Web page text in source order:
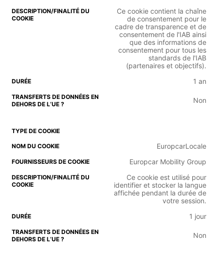
Ce cookie contient la chaîne
de consentement pour le
cadre de transparence et de
consentement de l'IAB ainsi
que des informations de
consentement pour tous les
standards de l'IAB
(partenaires et objectifs).
1 an
Non
EuropcarLocale
Europcar Mobility Group
Ce cookie est utilisé pour
identifier et stocker la langue
affichée pendant la durée de
votre session.
1 jour
Non